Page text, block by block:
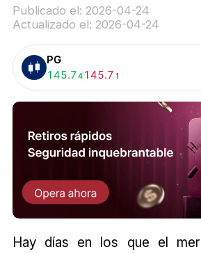
Publicado el: 2026-04-24
Actualizado el: 2026-04-24
PG
Comprar:
145.74Vender:
145.7 1
Hay días en los que el